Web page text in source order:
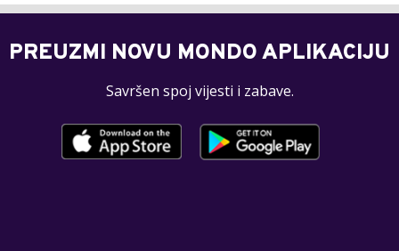
PREUZMI NOVU MONDO APLIKACIJU
Savršen spoj vijesti i zabave.